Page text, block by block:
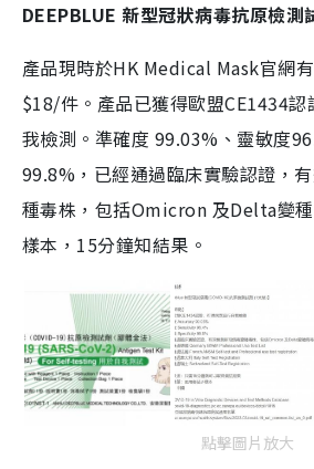
DEEPBLUE 新型冠狀病毒抗原檢測
產品現時於HK Medical Mask官網
$18/件。產品已獲得歐盟CE1434認
我檢測。準確度 99.03%、靈敏度
99.8%，已經通過臨床實驗認證，
種毒株，包括Omicron 及Delta變
樣本，15分鐘知結果。
點擊圖片放大